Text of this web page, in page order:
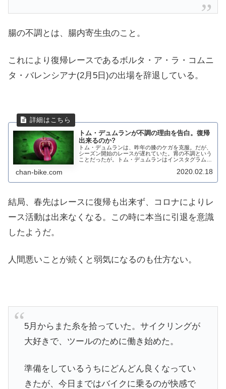
腸の不調とは、腸内寄生虫のこと。
これにより復帰レースであるボルタ・ア・ラ・コムニ
タ・バレンシアナ(2月5日)の出場を辞退している。
トム・デュムランが不調の理由を告白。復帰
出来るのか?
トム・デュムランは、昨年の膝のケガを克服。だが、
シーズン開始のレースが遅れていた。胃の不調という
ことだったが。トム・デュムランはインスタグラム
たのだろうか? デュムランの不調の原因 こ...
chan-bike.com 2020.02.18
結局、春先はレースに復帰も出来ず、コロナによりレ
ース活動は出来なくなる。この時に本当に引退を意識
したようだ。
人間悪いことが続くと弱気になるのも仕方ない。
5月からまた糸を拾っていた。サイクリングが
大好きで、ツールのために働き始めた。
準備をしているうちにどんどん良くなってい
きたが、今日まではバイクに乗るのが快感で